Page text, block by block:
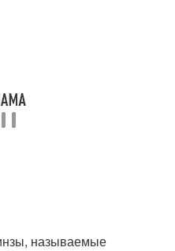
называемые